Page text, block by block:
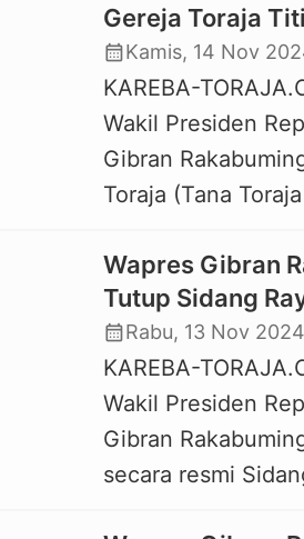
mulai terlaksana
sejak beberapa
dapur penyedia
(MBG) ini
sebelumnya
pada Kamis, 20
Gereja Toraja
Kemajuan UKI
calendar_monthKamis, 14 Nov
KAREBA-
Wakil Presiden
Gibran
Toraja (Tana
kerja Wakil
dalam rangka
Sidang Raya XVIII
ditunjuk menjadi
Toraja, Gibran
Makale dengan
[…]
Wapres Gibran
Tutup Sidang
Toraja
calendar_monthRabu, 13 Nov 2024
KAREBA-
Wakil Presiden
Gibran
secara resmi